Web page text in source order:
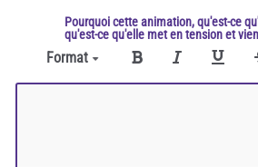
Pourquoi cette animation, qu'est-ce
qu'est-ce qu'elle met en tension et
Format